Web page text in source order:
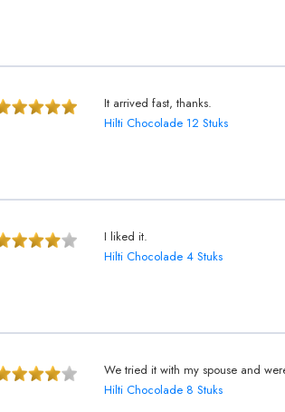
It arrived fast, thanks.
Hilti Chocolade 12 Stuks
I liked it.
Hilti Chocolade 4 Stuks
We tried it with my spouse and
Hilti Chocolade 8 Stuks